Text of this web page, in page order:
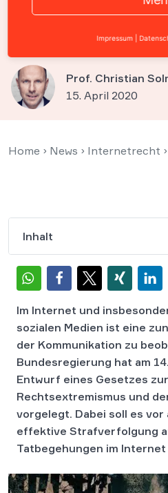
Hasskriminalität
Prof. Christian
15. April 2020
Home › News › Internetrecht ›
Inhalt
Im Internet und
sozialen Medien ist eine
der Kommunikation zu
Bundesregierung hat am
Entwurf eines Gesetzes
Rechtsextremismus und
vorgelegt. Dabei soll es vor
effektive Strafverfolgung
Tatbegehungen im Internet
Impressum